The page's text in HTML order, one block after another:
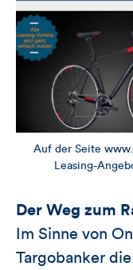
Auf der Seite
Leasing-
Der Weg zum
Im Sinne von
Targobanker